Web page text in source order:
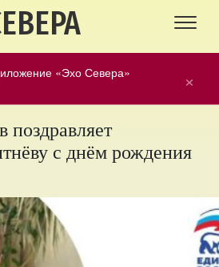
×
«Эхо Севера»
поздравляет
с днём рождения